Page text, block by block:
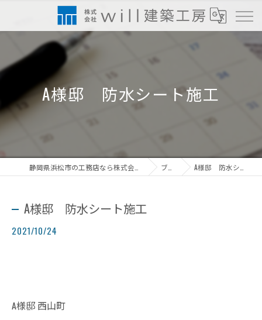
A様邸 防水シート施工
ブログ A様邸 防水シート施工
A様邸 防水シート施工
2021/10/24
A様邸 西山町